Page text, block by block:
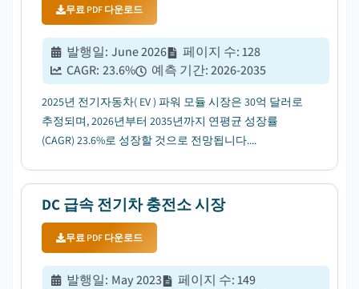
무료 PDF 다운로드
발행일: June 2026 페이지 수:128
CAGR: 23.6% 예측 기간:2026-2035
2025년 전기자동차( EV ) 파워 모듈 시장은 30억 달러로
추정되며, 2026년부터 2035년까지 연평균 성장률
(CAGR) 23.6%로 성장할 것으로 전망됩니다....
DC 급속 전기차 충전소 시장
무료 PDF 다운로드
발행일: May 2023 페이지 수:149